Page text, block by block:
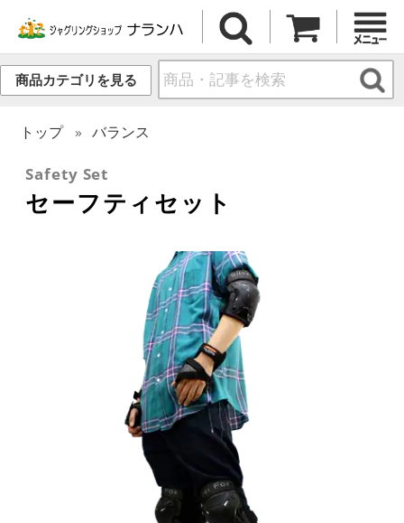
商品カテゴリを見る
トップ バランス
Safety Set
セーフティセット